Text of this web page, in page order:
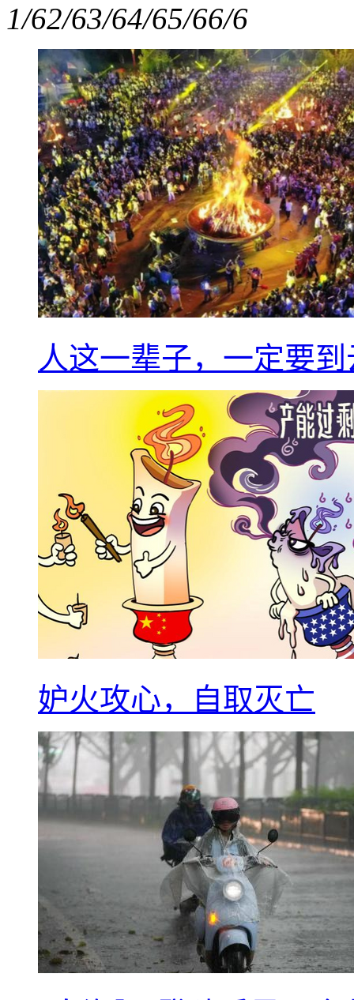
1/62/63/64/65/66/6
人这一辈子，一定要
妒火攻心，自取灭亡